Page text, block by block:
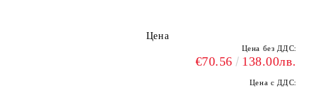
Цена
Цена без ДДС:
€70.56 138.00лв.
Цена с ДДС: